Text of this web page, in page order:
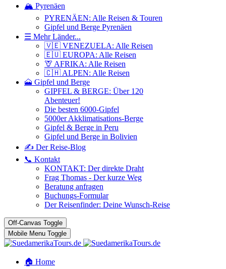
🏔️ Pyrenäen
PYRENÄEN: Alle Reisen & Touren
Gipfel und Berge Pyrenäen
☰ Mehr Länder...
🇻🇪 VENEZUELA: Alle Reisen
🇪🇺 EUROPA: Alle Reisen
🦒 AFRIKA: Alle Reisen
🇨🇭 ALPEN: Alle Reisen
🗻 Gipfel und Berge
GIPFEL & BERGE: Über 120
Abenteuer!
Die besten 6000-Gipfel
5000er Akklimatisations-Berge
Gipfel & Berge in Peru
Gipfel und Berge in Bolivien
✍️ Der Reise-Blog
📞 Kontakt
KONTAKT: Der direkte Draht
Frag Thomas - Der kurze Weg
Beratung anfragen
Buchungs-Formular
Der Reisenfinder: Deine Wunsch-Reise
Off-Canvas Toggle
Mobile Menu Toggle
🏠 Home